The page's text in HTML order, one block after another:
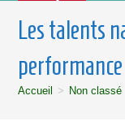
Les talents
performance
Accueil > Non classé